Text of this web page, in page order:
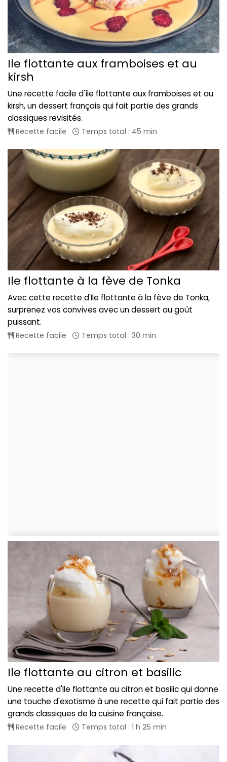
Ile flottante aux framboises et au
kirsh
Une recette facile d'île flottante aux framboises et au
kirsh, un dessert français qui fait partie des grands
classiques revisités.
Recette facile Temps total : 45 min
Ile flottante à la fève de Tonka
Avec cette recette d'Ile flottante à la fève de Tonka,
surprenez vos convives avec un dessert au goût
puissant.
Recette facile Temps total : 30 min
Ile flottante au citron et basilic
Une recette d'Ile flottante au citron et basilic qui donne
une touche d'exotisme à une recette qui fait partie des
grands classiques de la cuisine française.
Recette facile Temps total : 1 h 25 min